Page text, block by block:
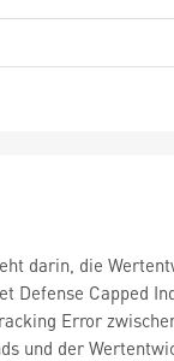
darin, die
Defense Capped
Error
und der